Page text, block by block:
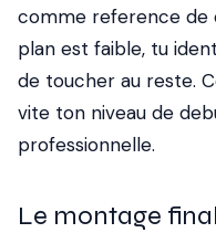
comme reference de
plan est faible, tu
de toucher au reste.
vite ton niveau de
professionnelle.
Le montage